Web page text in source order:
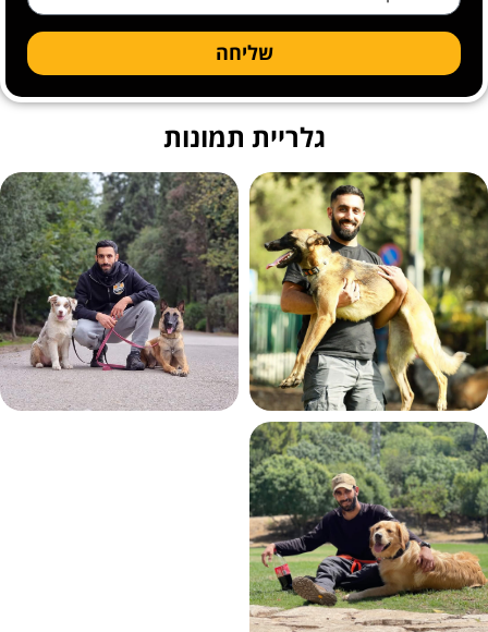
שליחה
גלריית תמונות